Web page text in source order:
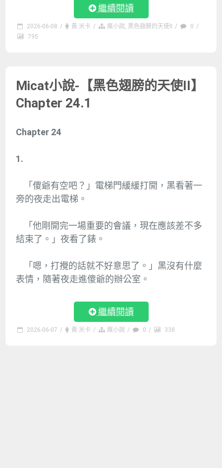
繼續閱讀
2026-06-08 / 黃 米卡 / 瘋小說, 黑色翅膀的天使II / 0 /
795
Micat小說-【黑色翅膀的天使II】
Chapter 24.1
Chapter 24
1.
「傻爺有空吧？」電梯門緩緩打開，黑看著一
旁的夜走出電梯。
「他剛開完一場重要的會議，現在應該差不多
結束了。」夜看了錶。
「嗯，打攪的話就不好意思了。」黑沒有什麼
表情，隨著夜走進傻爺的辦公室。
繼續閱讀
2026-06-07 / 黃 米卡 / 瘋小說 / 0 / 338